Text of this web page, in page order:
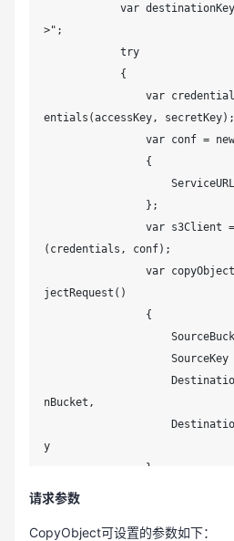
>";
entials(accessKey, secretKey);
(credentials, conf);
jectRequest()
nBucket,
y
var result = await s3Client.CopyOb
if (result.HttpStatusCode != Syste
请求参数
CopyObject可设置的参数如下：